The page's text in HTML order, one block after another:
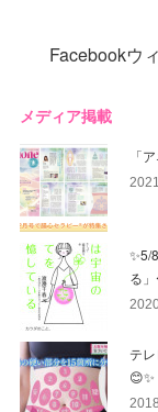
Facebookウ
メディア掲載
「
✨5/
る
テ
😊✨